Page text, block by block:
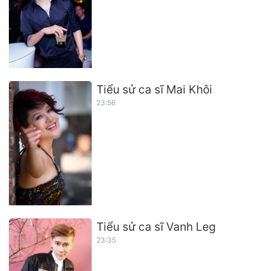
Tiểu sử ca sĩ Mai Khôi
23:56
Tiểu sử ca sĩ Vanh Leg
23:35